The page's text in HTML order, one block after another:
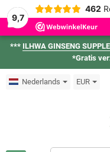
9,7
462
*** ILHWA GINSENG
*Gratis
Nederlands EUR